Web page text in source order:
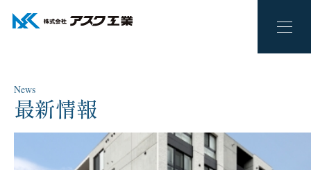
News
最新情報